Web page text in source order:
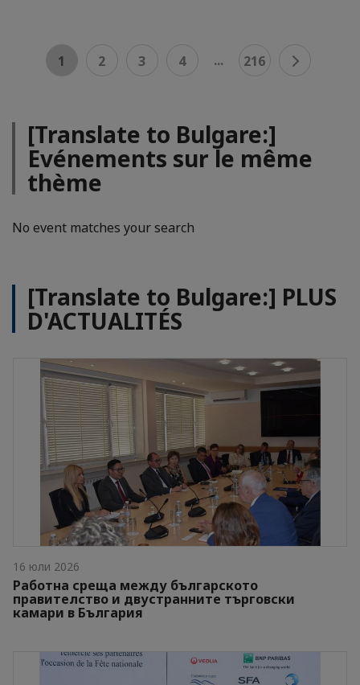
1 2 3 4 ... 216
[Translate to Bulgare:]
Evénements sur le même
thème
No event matches your search
[Translate to Bulgare:] PLUS
D'ACTUALITÉS
16 юли 2026
Работна среща между българското
правителство и двустранните търговски
камари в България